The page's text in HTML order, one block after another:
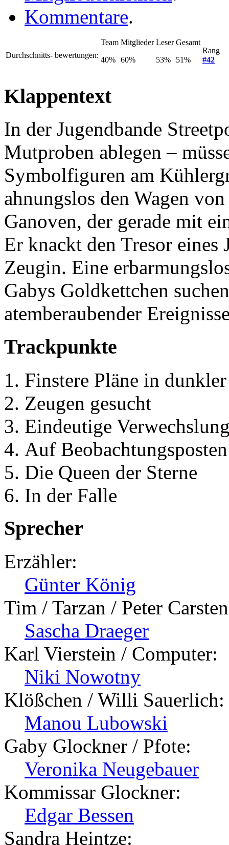
Kommentare.
Durchschnitts- bewertungen:
Team
40%
Mitglieder
60%
Leser
53%
Gesamt
51%
Rang
#42
Klappentext
In der Jugendbande
Mutproben ablegen –
Symbolfiguren am
ahnungslos den Wagen
Ganoven, der gerade mit
Er knackt den Tresor
Zeugin. Eine
Gabys Goldkettchen
atemberaubender
Trackpunkte
Finstere Pläne in
Zeugen gesucht
Eindeutige
Auf Beobachtungsposten
Die Queen der Sterne
In der Falle
Sprecher
Erzähler:
Günter König
Tim / Tarzan / Peter
Sascha Draeger
Karl Vierstein / Computer:
Niki Nowotny
Klößchen / Willi Sauerlich:
Manou Lubowski
Gaby Glockner / Pfote:
Veronika Neugebauer
Kommissar Glockner:
Edgar Bessen
Sandra Heintze: